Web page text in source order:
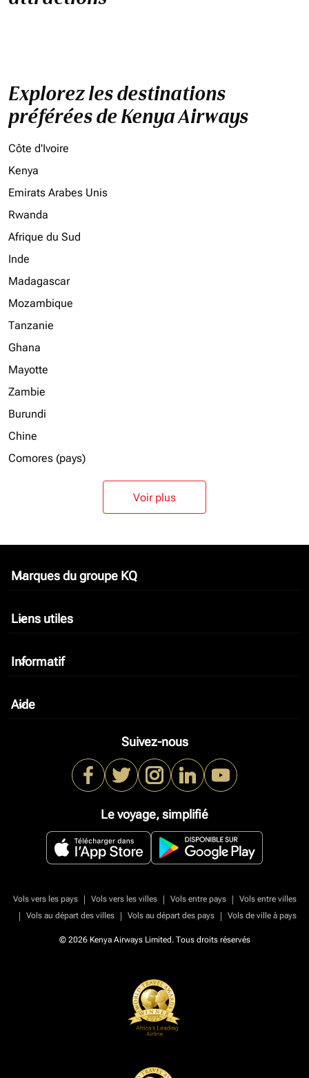
Explorez les destinations
préférées de Kenya Airways
Côte d'Ivoire
Kenya
Emirats Arabes Unis
Rwanda
Afrique du Sud
Inde
Madagascar
Mozambique
Tanzanie
Ghana
Mayotte
Zambie
Burundi
Chine
Comores (pays)
Voir plus
Marques du groupe KQ
keyboard_arrow_down
Liens utiles
keyboard_arrow_down
Informatif
keyboard_arrow_down
Aide
keyboard_arrow_down
Suivez-nous
Le voyage, simplifié
Vols vers les pays | Vols vers les villes | Vols entre pays |
Vols entre villes
|
Vols au départ des villes | Vols au départ des pays | Vols de ville à pays
© 2026 Kenya Airways Limited. Tous droits réservés